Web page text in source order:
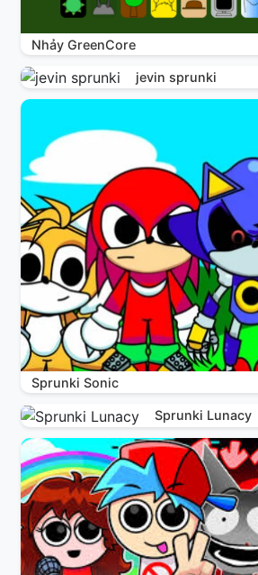
Nhảy GreenCore
jevin sprunki
Sprunki Sonic
Sprunki Lunacy